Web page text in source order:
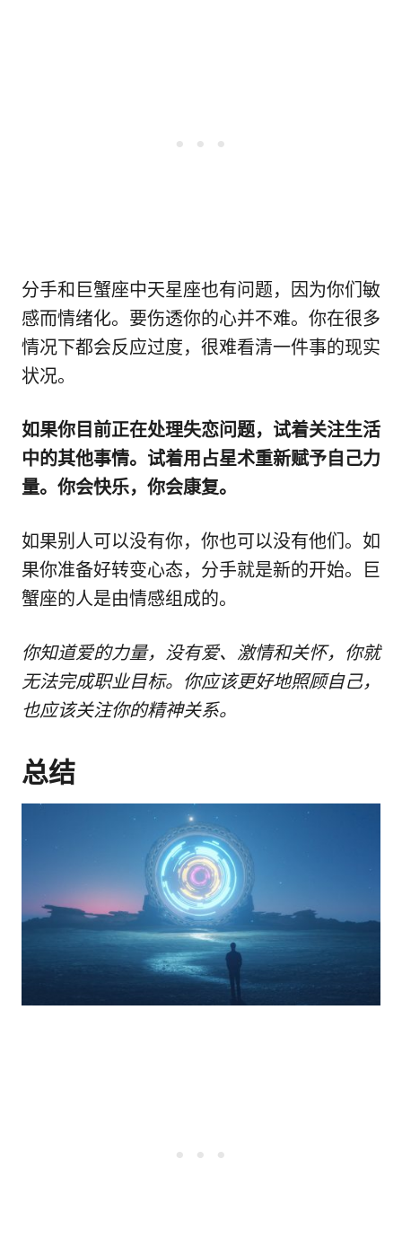
分手和巨蟹座中天星座也有问题，因为你们敏
感而情绪化。要伤透你的心并不难。你在很多
情况下都会反应过度，很难看清一件事的现实
状况。
如果你目前正在处理失恋问题，试着关注生活
中的其他事情。试着用占星术重新赋予自己力
量。你会快乐，你会康复。
如果别人可以没有你，你也可以没有他们。如
果你准备好转变心态，分手就是新的开始。巨
蟹座的人是由情感组成的。
你知道爱的力量，没有爱、激情和关怀，你就
无法完成职业目标。你应该更好地照顾自己，
也应该关注你的精神关系。
总结